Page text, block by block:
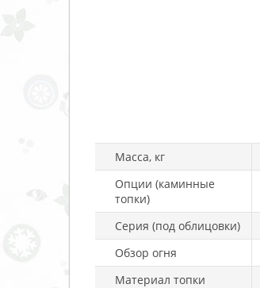
Масса, кг
Опции (каминные
топки)
Серия (под облицовки)
Обзор огня
Материал топки